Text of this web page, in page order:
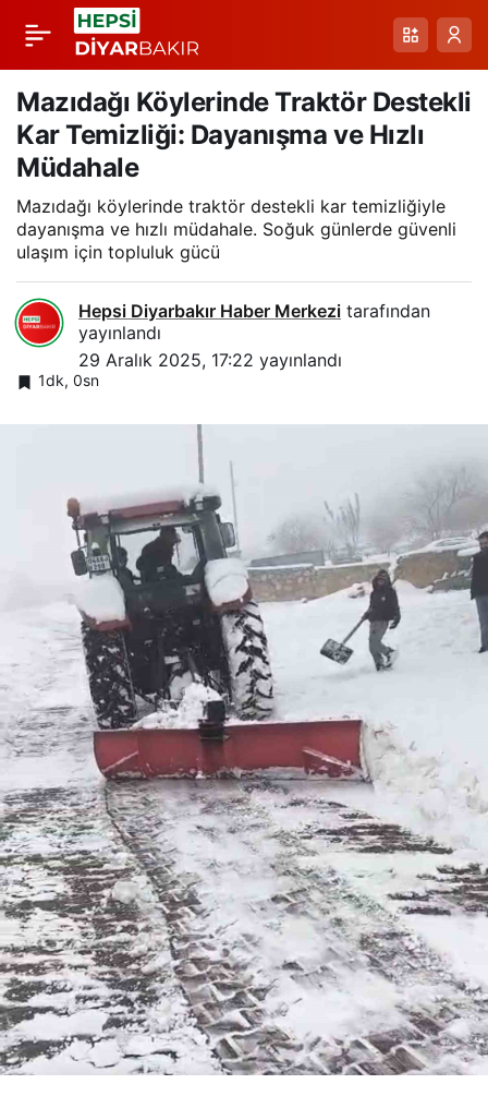
Mazıdağı Köylerinde Traktör Destekli
Kar Temizliği: Dayanışma ve Hızlı
Müdahale
Mazıdağı köylerinde traktör destekli kar temizliğiyle
dayanışma ve hızlı müdahale. Soğuk günlerde güvenli
ulaşım için topluluk gücü
Hepsi Diyarbakır Haber Merkezi tarafından
yayınlandı
29 Aralık 2025, 17:22 yayınlandı
1dk, 0sn
Siirt’te Zorlu
Havalarda Kurtarma
Operasyonları: Milan
ve Geçittepe’de
Güvenli Tahliye
Paylaş